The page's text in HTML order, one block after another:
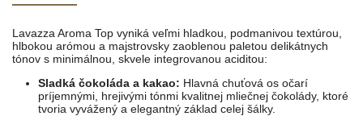
Lavazza Aroma Top vyniká veľmi hladkou, podmanivou textúrou,
hlbokou arómou a majstrovsky zaoblenou paletou delikátnych
tónov s minimálnou, skvele integrovanou aciditou:
Sladká čokoláda a kakao: Hlavná chuťová os očarí
príjemnými, hrejivými tónmi kvalitnej mliečnej čokolády, ktoré
tvoria vyvážený a elegantný základ celej šálky.